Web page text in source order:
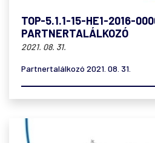
TOP-5.1.1-15-HE1-2016-
PARTNERTALÁLKOZÓ
2021. 08. 31.
Partnertalálkozó 2021. 08. 31.